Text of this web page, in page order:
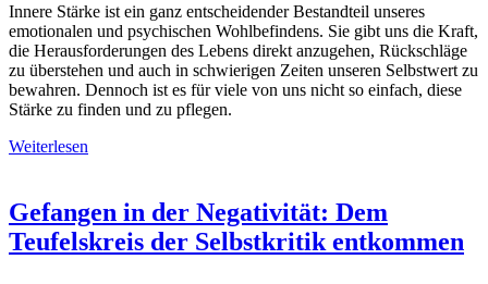
Innere Stärke ist ein ganz entscheidender Bestandteil unseres
emotionalen und psychischen Wohlbefindens. Sie gibt uns die Kraft,
die Herausforderungen des Lebens direkt anzugehen, Rückschläge
zu überstehen und auch in schwierigen Zeiten unseren Selbstwert zu
bewahren. Dennoch ist es für viele von uns nicht so einfach, diese
Stärke zu finden und zu pflegen.
Weiterlesen
Gefangen in der Negativität: Dem
Teufelskreis der Selbstkritik entkommen